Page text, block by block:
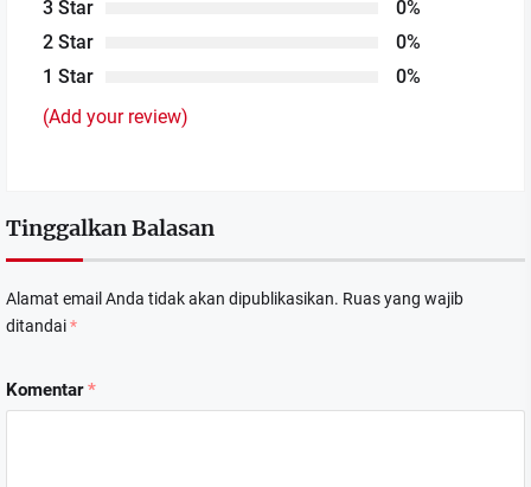
3 Star
0%
2 Star
0%
1 Star
0%
(Add your review)
Tinggalkan Balasan
Alamat email Anda tidak akan dipublikasikan. Ruas yang wajib
ditandai*
Komentar*